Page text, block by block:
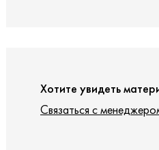
Хотите увидеть
Связаться с